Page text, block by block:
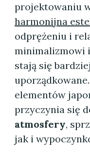
projektowaniu
harmonijna
odprężeniu i
minimalizmowi
stają się
elementów
przyczynia się
atmosfery,
jak i